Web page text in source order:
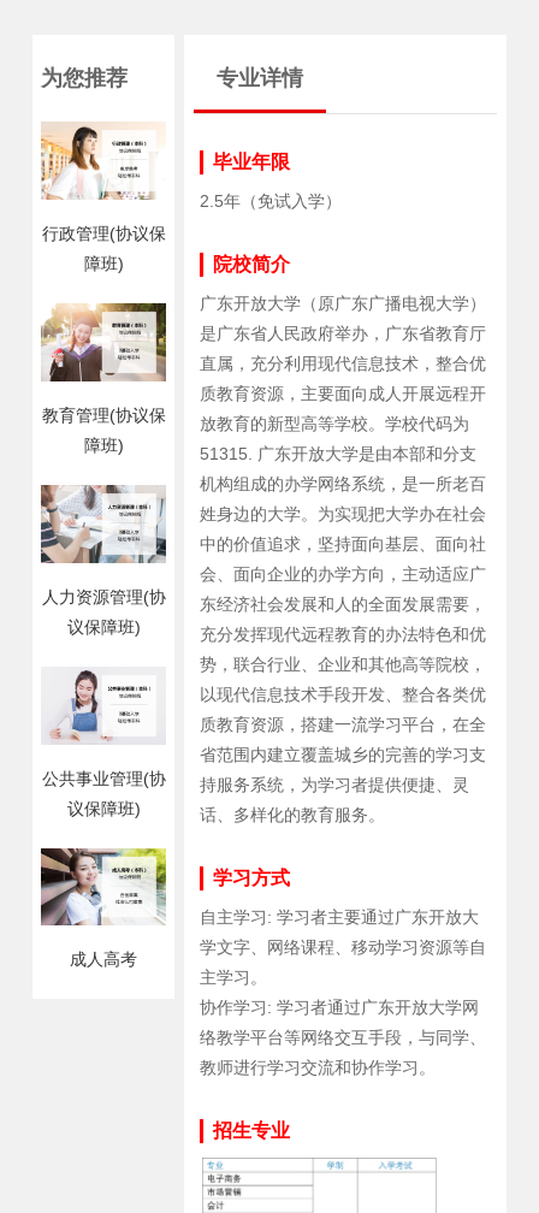
为您推荐
行政管理(协议保
障班)
教育管理(协议保
障班)
人力资源管理(协
议保障班)
公共事业管理(协
议保障班)
成人高考
专业详情
毕业年限
2.5年（免试入学）
院校简介
广东开放大学（原广东广播电视大学）
是广东省人民政府举办，广东省教育厅
直属，充分利用现代信息技术，整合优
质教育资源，主要面向成人开展远程开
放教育的新型高等学校。学校代码为
51315. 广东开放大学是由本部和分支
机构组成的办学网络系统，是一所老百
姓身边的大学。为实现把大学办在社会
中的价值追求，坚持面向基层、面向社
会、面向企业的办学方向，主动适应广
东经济社会发展和人的全面发展需要，
充分发挥现代远程教育的办法特色和优
势，联合行业、企业和其他高等院校，
以现代信息技术手段开发、整合各类优
质教育资源，搭建一流学习平台，在全
省范围内建立覆盖城乡的完善的学习支
持服务系统，为学习者提供便捷、灵
话、多样化的教育服务。
学习方式
自主学习: 学习者主要通过广东开放大
学文字、网络课程、移动学习资源等自
主学习。
协作学习: 学习者通过广东开放大学网
络教学平台等网络交互手段，与同学、
教师进行学习交流和协作学习。
招生专业